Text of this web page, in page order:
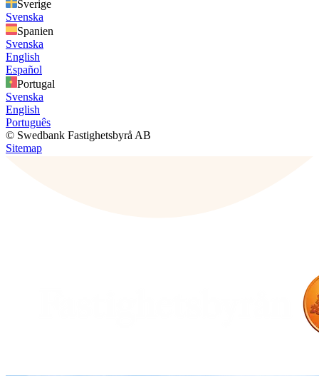
Sverige
Svenska
Spanien
Svenska
English
Español
Portugal
Svenska
English
Português
© Swedbank Fastighetsbyrå AB
Sitemap